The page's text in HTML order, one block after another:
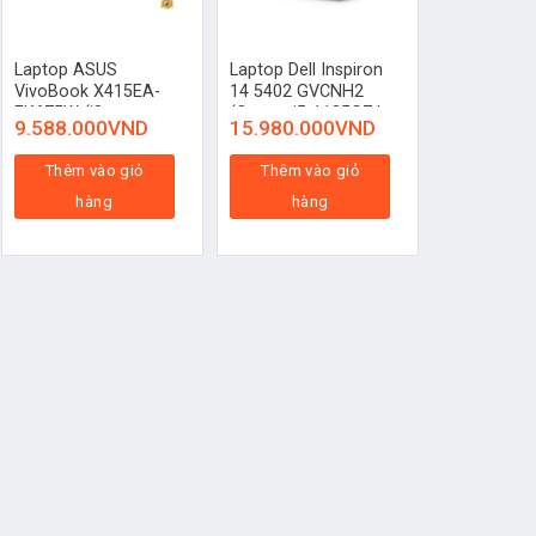
Laptop ASUS
VivoBook X415EA-
EK675W (i3-
1115G4/RAM
4GB/256GB SSD)
9.588.000VND
Thêm vào giỏ
hàng
Laptop Dell Inspiron
14 5402 GVCNH2
(Core ™ i5-1135G7 |
4GB | 256GB | MX330
2GB | 14 inch FHD |
Win 10 | Bạc)
15.980.000VND
Thêm vào giỏ
hàng